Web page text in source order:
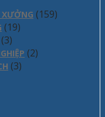
(159)
(19)
(3)
(2)
(3)